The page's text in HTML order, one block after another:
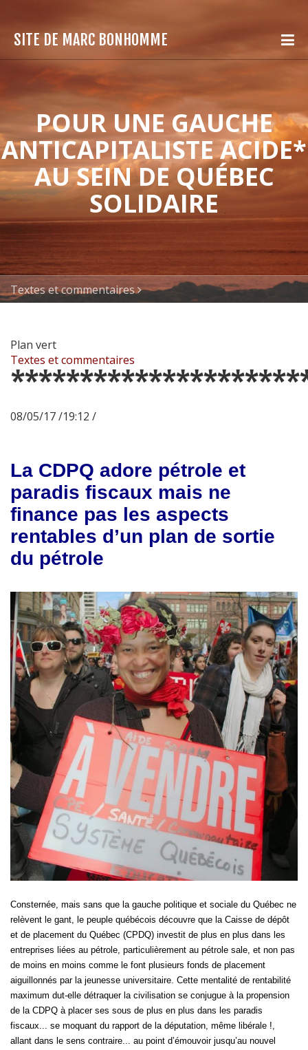
SITE DE MARC BONHOMME
POUR UNE GAUCHE
ANTICAPITALISTE ACIDE*
AU SEIN DE QUÉBEC
SOLIDAIRE
Textes et commentaires
Plan vert
Textes et commentaires
08/05/17 /19:12 /
La CDPQ adore pétrole et
paradis fiscaux mais ne
finance pas les aspects
rentables d’un plan de sortie
du pétrole
Consternée, mais sans que la gauche politique et sociale du Québec ne
relèvent le gant, le peuple québécois découvre que la Caisse de dépôt
et de placement du Québec (CPDQ) investit de plus en plus dans les
entreprises liées au pétrole, particulièrement au pétrole sale, et non pas
de moins en moins comme le font plusieurs fonds de placement
aiguillonnés par la jeunesse universitaire. Cette mentalité de rentabilité
maximum dut-elle détraquer la civilisation se conjugue à la propension
de la CDPQ à placer ses sous de plus en plus dans les paradis
fiscaux... se moquant du rapport de la députation, même libérale !,
allant dans le sens contraire... au point d’émouvoir jusqu’au nouvel